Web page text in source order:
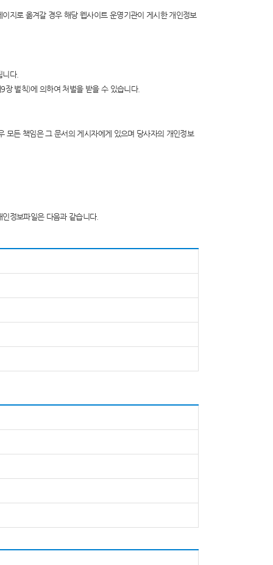
지로 옮겨갈 경우 해당 웹사이트 운영기관이 게시한 개인정보
다.
장 벌칙)에 의하여 처벌을 받을 수 있습니다.
모든 책임은 그 문서의 게시자에게 있으며 당사자의 개인정보
정보파일은 다음과 같습니다.